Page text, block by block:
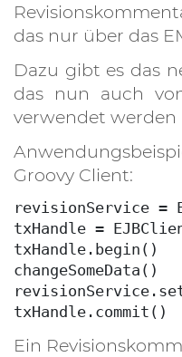
das nur über das
Dazu gibt es das
das nun auch
verwendet werden
Groovy Client:
revisionService =
txHandle =
txHandle.begin()
changeSomeData()
txHandle.commit()
Ein